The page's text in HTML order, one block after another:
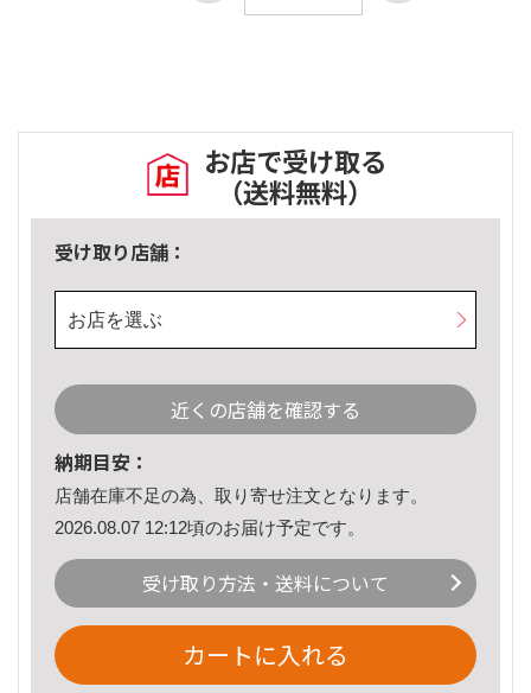
お店で受け取る
（送料無料）
受け取り店舗：
お店を選ぶ
近くの店舗を確認する
納期目安：
店舗在庫不足の為、取り寄せ注文となります。
2026.08.07 12:12頃のお届け予定です。
受け取り方法・送料について
カートに入れる